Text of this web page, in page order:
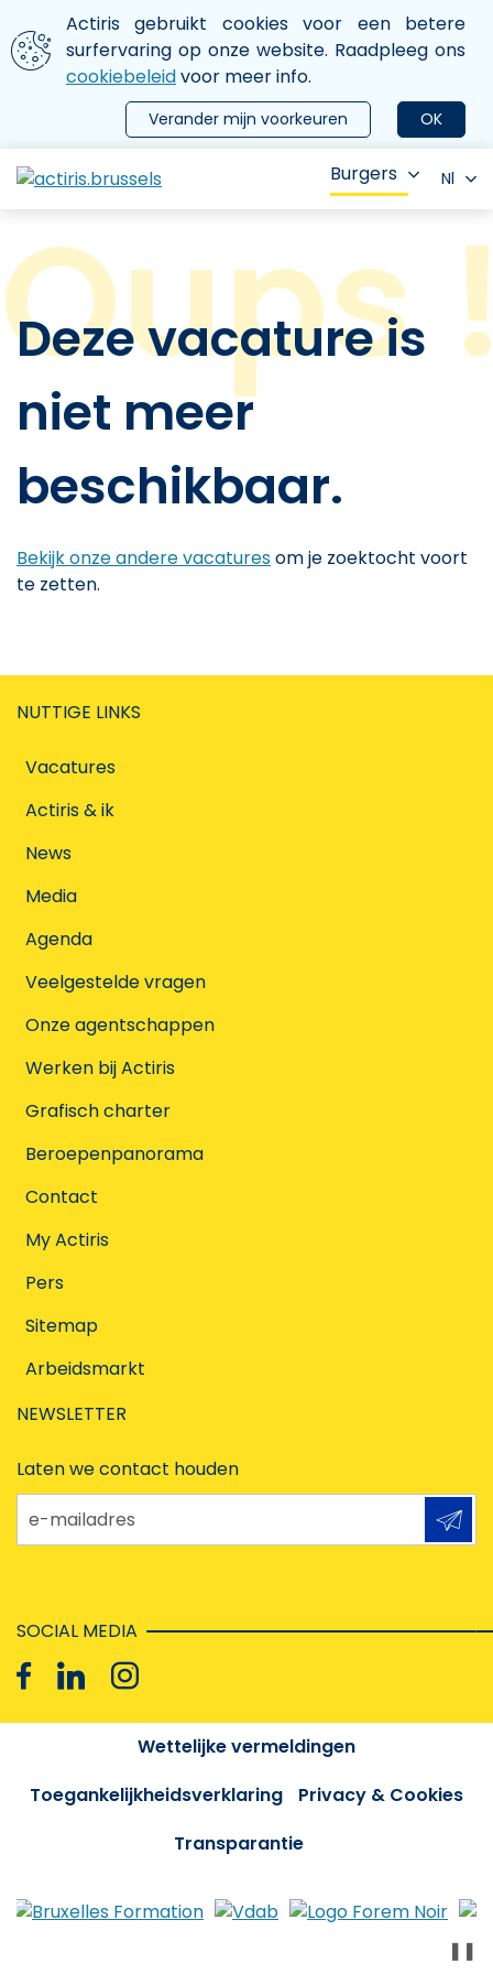
Aller au contenu principal
We gebruiken cookies
Actiris gebruikt cookies voor een betere
surfervaring op onze website. Raadpleeg ons
cookiebeleidvoor meer info.
OK
Verander mijn voorkeuren
le menu
Burgers Nl
Deze vacature is
niet meer
beschikbaar.
Bekijk onze andere vacaturesom je zoektocht voort
te zetten.
NUTTIGE LINKS
Vacatures
Actiris & ik
News
Media
Agenda
Veelgestelde vragen
Onze agentschappen
Werken bij Actiris
Grafisch charter
Beroepenpanorama
Contact
My Actiris
Pers
Sitemap
Arbeidsmarkt
NEWSLETTER
Laten we contact houden
e-mailadres
SOCIAL MEDIA
Wettelijke vermeldingen
Toegankelijkheidsverklaring
Privacy & Cookies
Transparantie
❚❚